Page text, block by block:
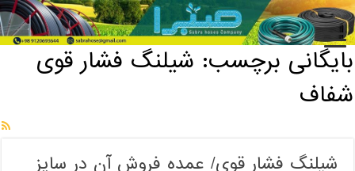
خانه / بایگانی برچسب: شیلنگ فشار قوی شفاف
بایگانی برچسب: شیلنگ فشار قوی
شفاف
شیلنگ فشار قوی/ عمده فروش آن در سایز